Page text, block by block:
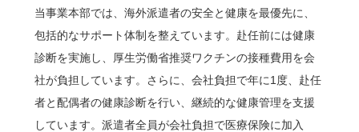
当事業本部では、海外派遣者の安全と健康を最優先に、
包括的なサポート体制を整えています。赴任前には健康
診断を実施し、厚生労働省推奨ワクチンの接種費用を会
社が負担しています。さらに、会社負担で年に1度、赴任
者と配偶者の健康診断を行い、継続的な健康管理を支援
しています。派遣者全員が会社負担で医療保険に加入